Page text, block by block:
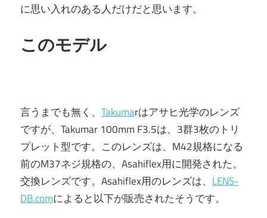
に思い入れのある人だけだと思います。
このモデル
言うまでも無く、 Takumarはアサヒ光学のレンズ
ですが、Takumar 100mm F3.5は、3群3枚のトリ
プレット型です。このレンズは、M42規格になる
前のM37ネジ規格の、Asahiflex用に開発された。
交換レンズです。Asahiflex用のレンズは、 LENS-
DB.comによると以下が販売されたそうです。